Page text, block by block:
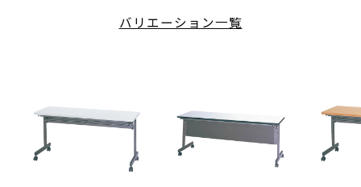
バリエーション一覧